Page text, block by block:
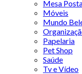
Mesa
Móveis
Mundo
Papelaria
Pet Shop
Saúde
Tv e Vídeo